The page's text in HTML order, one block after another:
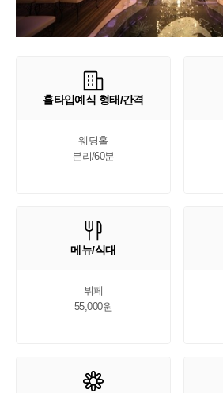
홀타입예식 형태/간격
웨딩홀
분리/60분
메뉴/식대
뷔페
55,000원